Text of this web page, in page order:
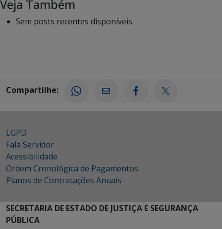
Veja Também
Sem posts recentes disponíveis.
Compartilhe:
LGPD
Fala Servidor
Acessibilidade
Ordem Cronológica de Pagamentos
Planos de Contratações Anuais
SECRETARIA DE ESTADO DE JUSTIÇA E SEGURANÇA
PÚBLICA